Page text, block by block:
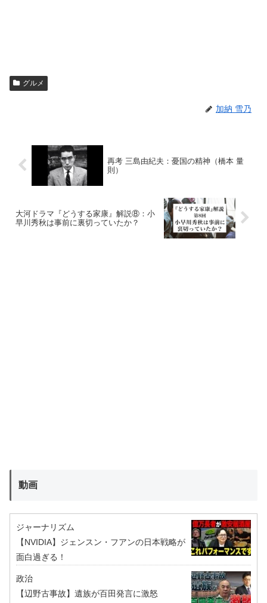
グルメ
加納 雪乃
再考 三島由紀夫：憂国の精神（橋本 量
則）
大河ドラマ『どうする家康』解説⑧：小
早川秀秋は事前に裏切っていたか？
動画
ジャーナリズム
【NVIDIA】ジェンスン・フアンの日本戦略が
面白過ぎる！
政治
【辺野古事故】遺族が百田発言に激怒